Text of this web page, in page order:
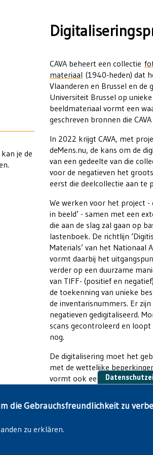
je de
CAVA beheert een collectie
materiaal (1940-heden) dat
Vlaanderen en Brussel en de
Universiteit Brussel op
beeldmateriaal vormt een
geschreven bronnen die
In 2022 krijgt CAVA, met
deMens.nu, de kans om de
van een gedeelte van die
voor de negatieven het
eerst die deelcollectie aan te
We werken voor het project -
in beeld’ - samen met een
die aan de slag zal gaan op
lastenboek. De richtlijn
Materials’ van het Nationaal
vormt daarbij het
verder op een duurzame
van TIFF- (positief en
de toekenning van unieke
de inventarisnummers. Er
negatieven gedigitaliseerd.
scans gecontroleerd en
nog.
De digitalisering moet het
met de wettelijke
vormt ook een aanzet om de
die Gebrauchsfreundlichkeit zu
zu erklären.